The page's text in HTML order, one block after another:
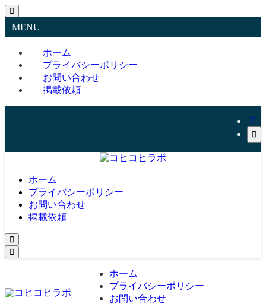
MENU
ホーム
プライバシーポリシー
お問い合わせ
掲載依頼
ホーム
プライバシーポリシー
お問い合わせ
掲載依頼
ホーム
プライバシーポリシー
お問い合わせ